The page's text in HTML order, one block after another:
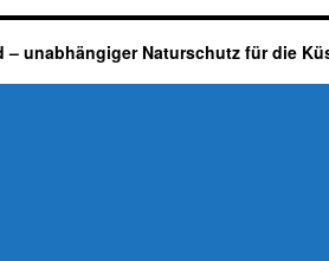
– unabhängiger Naturschutz für die